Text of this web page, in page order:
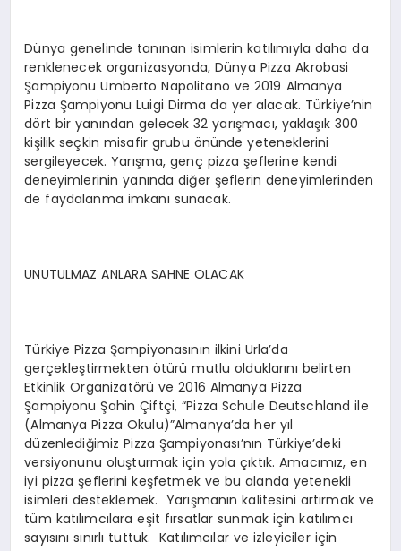
Dünya genelinde tanınan isimlerin katılımıyla daha da
renklenecek organizasyonda, Dünya Pizza Akrobasi
Şampiyonu Umberto Napolitano ve 2019 Almanya
Pizza Şampiyonu Luigi Dirma da yer alacak. Türkiye’nin
dört bir yanından gelecek 32 yarışmacı, yaklaşık 300
kişilik seçkin misafir grubu önünde yeteneklerini
sergileyecek. Yarışma, genç pizza şeflerine kendi
deneyimlerinin yanında diğer şeflerin deneyimlerinden
de faydalanma imkanı sunacak.
UNUTULMAZ ANLARA SAHNE OLACAK
Türkiye Pizza Şampiyonasının ilkini Urla’da
gerçekleştirmekten ötürü mutlu olduklarını belirten
Etkinlik Organizatörü ve 2016 Almanya Pizza
Şampiyonu Şahin Çiftçi, “Pizza Schule Deutschland ile
(Almanya Pizza Okulu)”Almanya’da her yıl
düzenlediğimiz Pizza Şampiyonası’nın Türkiye’deki
versiyonunu oluşturmak için yola çıktık. Amacımız, en
iyi pizza şeflerini keşfetmek ve bu alanda yetenekli
isimleri desteklemek. Yarışmanın kalitesini artırmak ve
tüm katılımcılara eşit fırsatlar sunmak için katılımcı
sayısını sınırlı tuttuk. Katılımcılar ve izleyiciler için